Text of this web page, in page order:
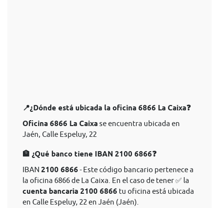
📍¿Dónde está ubicada la oficina 6866 La Caixa❓
Oficina 6866 La Caixase encuentra ubicada en
Jaén, Calle Espeluy, 22
🏦 ¿Qué banco tiene IBAN 2100 6866❓
IBAN 2100 6866 - Este código bancario pertenece a
la oficina 6866 de La Caixa. En el caso de tener ✅ la
cuenta bancaria 2100 6866 tu oficina está ubicada
en Calle Espeluy, 22 en Jaén (Jaén).